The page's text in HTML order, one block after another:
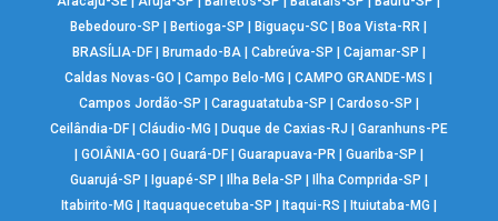
Bebedouro-SP |Bertioga-SP |Biguaçu-SC |Boa Vista-RR |
BRASÍLIA-DF| Brumado-BA| Cabreúva-SP | Cajamar-SP |
Caldas Novas-GO |Campo Belo-MG |CAMPO GRANDE-MS |
Campos Jordão-SP | Caraguatatuba-SP | Cardoso-SP |
Ceilândia-DF| Cláudio-MG | Duque de Caxias-RJ | Garanhuns-PE
| GOIÂNIA-GO | Guará-DF| Guarapuava-PR | Guariba-SP |
Guarujá-SP | Iguapé-SP | Ilha Bela-SP | Ilha Comprida-SP |
Itabirito-MG | Itaquaquecetuba-SP | Itaqui-RS | Ituiutaba-MG |